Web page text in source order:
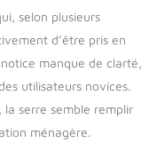
selon plusieurs
d’être pris en
manque de clarté,
utilisateurs novices.
serre semble remplir
ménagère.